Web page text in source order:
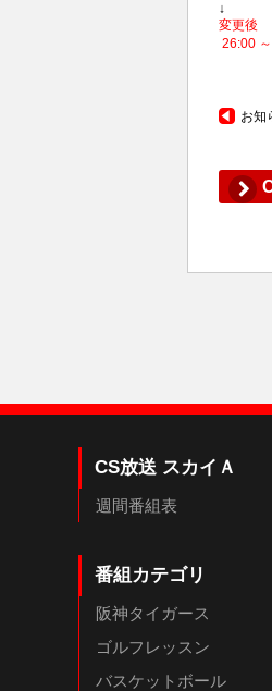
↓
変更後
26:00
お知
CS放送 スカイＡ
週間番組表
番組カテゴリ
阪神タイガース
ゴルフレッスン
バスケットボール